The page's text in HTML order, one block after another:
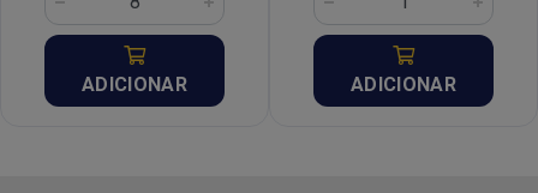
ADICIONAR ADICIONAR